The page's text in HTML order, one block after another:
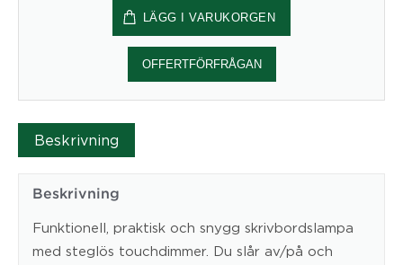
arbetslampa,
sv.
-
Matting
LÄGG I VARUKORGEN
OFFERTFÖRFRÅGAN
Beskrivning
Beskrivning
Funktionell, praktisk och snygg skrivbordslampa
med steglös touchdimmer. Du slår av/på och